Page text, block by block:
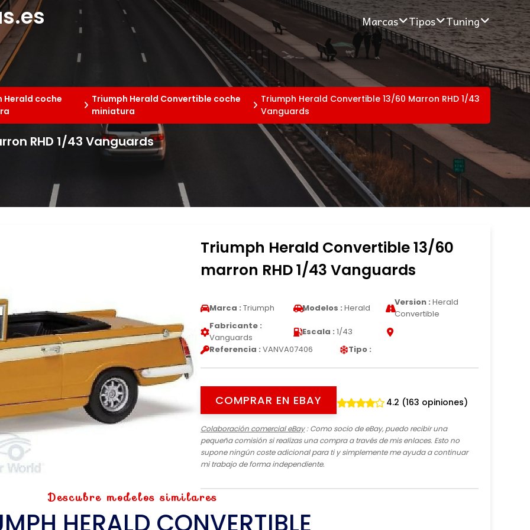
Marcas Tipos Tuning
Herald coche
Triumph Herald Convertible coche
miniatura
Triumph Herald Convertible 13/60 Marron RHD 1/43
Vanguards
RHD 1/43 Vanguards
Triumph Herald Convertible 13/60
marron RHD 1/43 Vanguards
Marca : Triumph Modelos : Herald
Version : Herald
Convertible
Fabricante :
Vanguards
Escala : 1/43
Referencia : VANVA07406 Tipo :
COMPRAR EN EBAY 4.2 (163 opiniones)
Colaboración comercial eBay: Como socio de eBay, puedo recibir una
pequeña comisión si realizas una compra a través de mis enlaces. Esto no
supone ningún coste adicional para ti y simplemente me ayuda a continuar
mi trabajo de forma independiente.
Descubre modelos similares